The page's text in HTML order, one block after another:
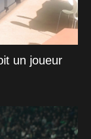
un joueur